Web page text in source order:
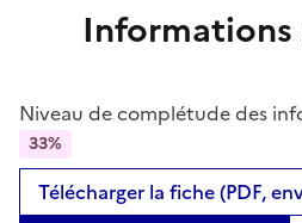
Informations
Niveau de complétude des
33%
Télécharger la fiche (PDF,